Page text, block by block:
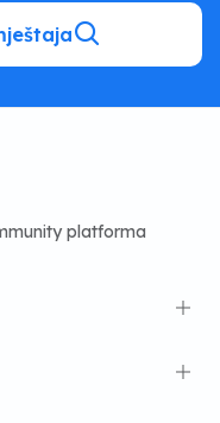
platforma